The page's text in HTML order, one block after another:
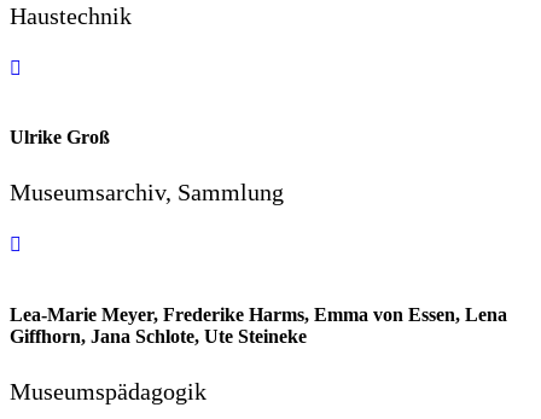
Haustechnik
Ulrike Groß
Museumsarchiv, Sammlung
Lea-Marie Meyer, Frederike Harms, Emma von Essen, Lena
Giffhorn, Jana Schlote, Ute Steineke
Museumspädagogik